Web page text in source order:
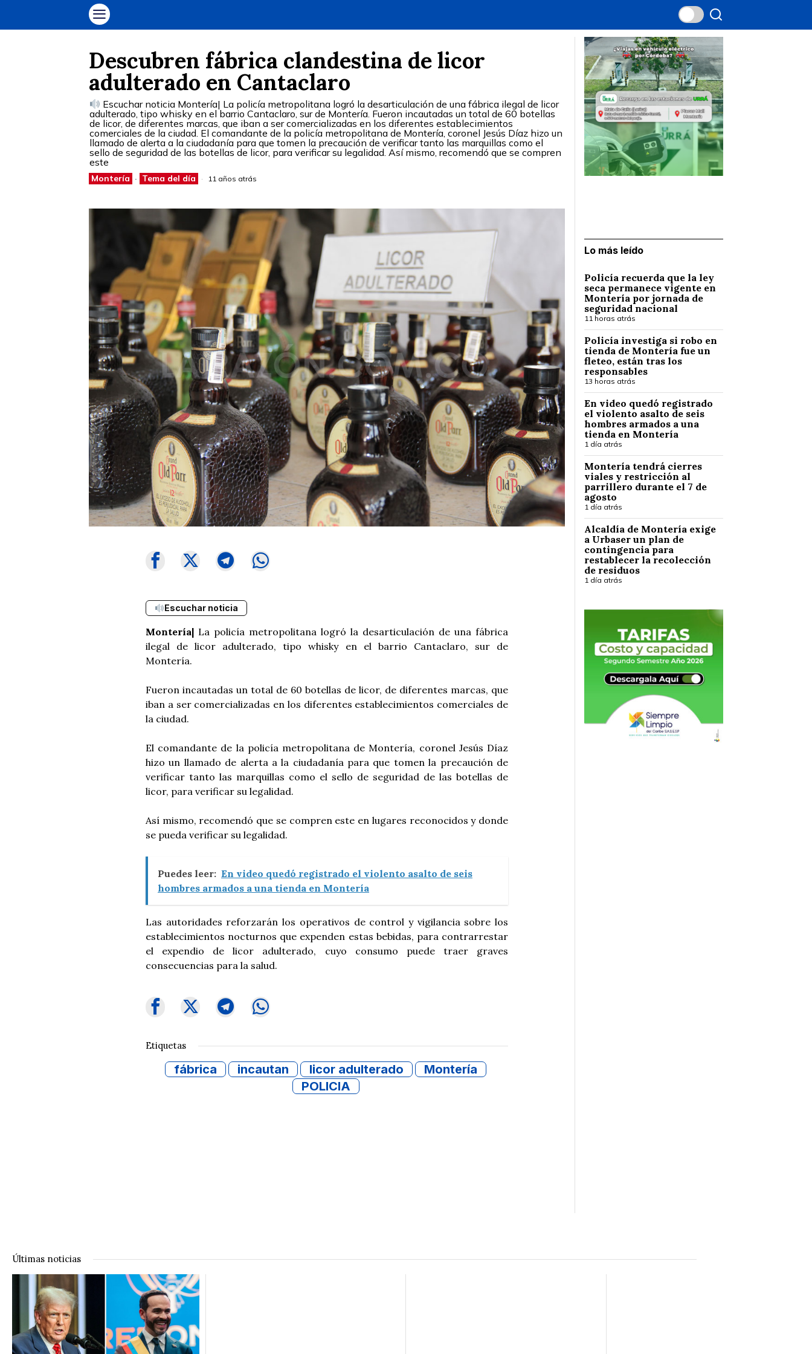
Descubren fábrica clandestina de licor
adulterado en Cantaclaro
Escuchar noticia Montería| La policía metropolitana logró la desarticulación de una fábrica ilegal de licor
adulterado, tipo whisky en el barrio Cantaclaro, sur de Montería. Fueron incautadas un total de 60 botellas
de licor, de diferentes marcas, que iban a ser comercializadas en los diferentes establecimientos
comerciales de la ciudad. El comandante de la policía metropolitana de Montería, coronel Jesús Díaz hizo un
llamado de alerta a la ciudadanía para que tomen la precaución de verificar tanto las marquillas como el
sello de seguridad de las botellas de licor, para verificar su legalidad. Así mismo, recomendó que se compren
este
Montería · Tema del día 11 años atrás
Escuchar noticia
Montería| La policía metropolitana logró la desarticulación de una fábrica
ilegal de licor adulterado, tipo whisky en el barrio Cantaclaro, sur de
Montería.
Fueron incautadas un total de 60 botellas de licor, de diferentes marcas, que
iban a ser comercializadas en los diferentes establecimientos comerciales de
la ciudad.
El comandante de la policía metropolitana de Montería, coronel Jesús Díaz
hizo un llamado de alerta a la ciudadanía para que tomen la precaución de
verificar tanto las marquillas como el sello de seguridad de las botellas de
licor, para verificar su legalidad.
Así mismo, recomendó que se compren este en lugares reconocidos y donde
se pueda verificar su legalidad.
Puedes leer: En video quedó registrado el violento asalto de seis
hombres armados a una tienda en Montería
Las autoridades reforzarán los operativos de control y vigilancia sobre los
establecimientos nocturnos que expenden estas bebidas, para contrarrestar
el expendio de licor adulterado, cuyo consumo puede traer graves
consecuencias para la salud.
Etiquetas
fábrica incautan licor adulterado
Montería
POLICIA
Lo más leído
Policía recuerda que la ley
seca permanece vigente en
Montería por jornada de
seguridad nacional
11 horas atrás
Policía investiga si robo en
tienda de Montería fue un
fleteo, están tras los
responsables
13 horas atrás
En video quedó registrado
el violento asalto de seis
hombres armados a una
tienda en Montería
1 día atrás
Montería tendrá cierres
viales y restricción al
parrillero durante el 7 de
agosto
1 día atrás
Alcaldía de Montería exige
a Urbaser un plan de
contingencia para
restablecer la recolección
de residuos
1 día atrás
Últimas noticias